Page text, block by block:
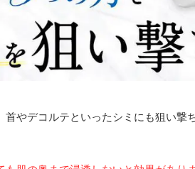
首やデコルテといったシミにも狙い撃